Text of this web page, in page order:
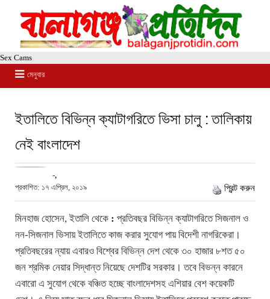
Sex Cams
মেনুবার
ইতালিতে বিভিন্ন ক্যাটাগরিতে ভিসা চালু : তালিকায়
নেই বাংলাদেশ
-,
প্রকাশিত: ১৭ এপ্রিল, ২০১৯
প্রিন্ট করুন
মিনহাজ হোসেন, ইতালি থেকে : প্রতিবছর বিভিন্ন ক্যাটাগরিতে সিজনাল ও
নন-সিজনাল ভিসায় ইতালিতে কাজ করার সুযোগ পায় বিদেশী নাগরিকেরা।
প্রতিবছরের ন্যায় এবারও বিশ্বের বিভিন্ন দেশ থেকে ৩০ হাজার ৮শত ৫০
জন শ্রমিক নেয়ার সিদ্ধান্ত নিয়েছে দেশটির সরকার। তবে বিভন্ন কারনে
এবারো এ সুযোগ থেকে বঞ্চিত হচ্ছে বাংলাদেশসহ এশিয়ার বেশ কয়েকটি